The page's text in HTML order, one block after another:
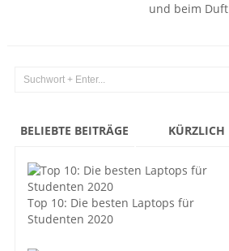
und beim Duft
BELIEBTE BEITRÄGE KÜRZLICH
Top 10: Die besten Laptops für
Studenten 2020